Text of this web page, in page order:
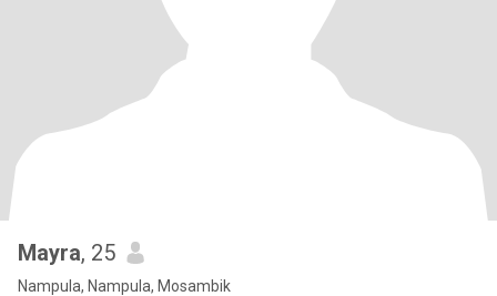
Mayra, 25
Nampula, Nampula, Mosambik